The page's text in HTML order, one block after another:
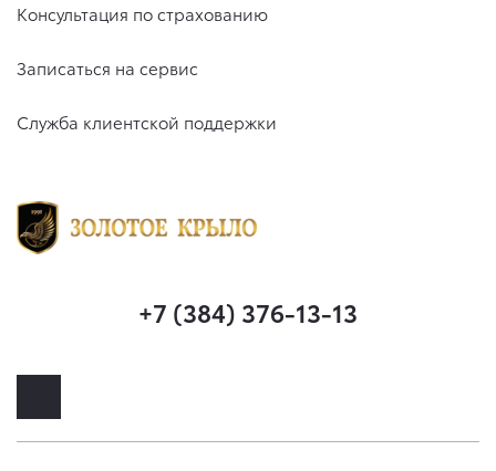
Консультация по страхованию
Записаться на сервис
Служба клиентской поддержки
+7 (384) 376-13-13